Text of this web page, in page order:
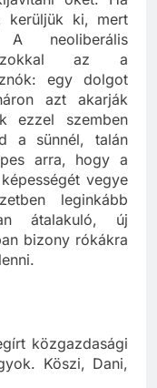
őket. Ha
kerüljük ki, mert
neoliberális
az a
egy dolgot
azt akarják
ezzel szemben
a sünnél, talán
arra, hogy a
vegye
leginkább
átalakuló, új
bizony rókákra
közgazdasági
Köszi, Dani,